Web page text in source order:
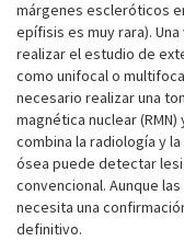
márgenes escleróticos
epífisis es muy rara).
realizar el estudio de
como unifocal o
necesario realizar una
magnética nuclear (RMN)
combina la radiología y
ósea puede detectar
convencional. Aunque
necesita una
definitivo.